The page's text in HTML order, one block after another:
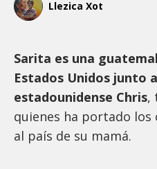
Llezica Xot
Sarita es una
Estados Unidos junto
estadounidense Chris,
quienes ha portado
al país de su mamá.